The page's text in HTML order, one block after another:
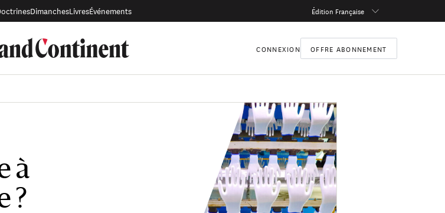
DimanchesLivresÉvénements Édition Française
CONNEXION OFFRE ABONNEMENT
à
?